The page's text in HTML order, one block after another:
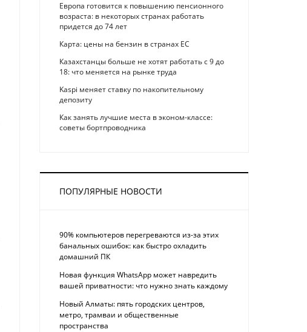
Европа готовится к повышению пенсионного
возраста: в некоторых странах работать
придется до 74 лет
Карта: цены на бензин в странах ЕС
Казахстанцы больше не хотят работать с 9 до
18: что меняется на рынке труда
Kaspi меняет ставку по накопительному
депозиту
Как занять лучшие места в эконом-классе:
советы бортпроводника
ПОПУЛЯРНЫЕ НОВОСТИ
90% компьютеров перегреваются из-за этих
банальных ошибок: как быстро охладить
домашний ПК
Новая функция WhatsApp может навредить
вашей приватности: что нужно знать каждому
Новый Алматы: пять городских центров,
метро, трамваи и общественные
пространства